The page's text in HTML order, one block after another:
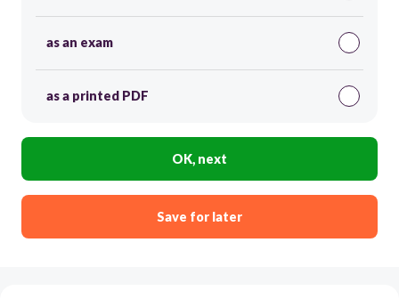
as an exam
as a printed PDF
OK, next
Save for later